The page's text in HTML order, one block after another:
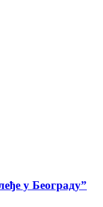
у Београду”